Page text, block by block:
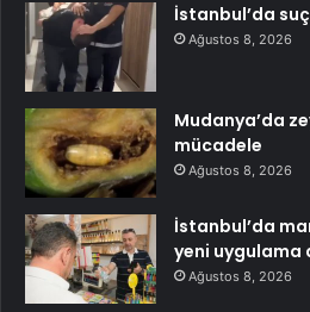
İstanbul’da
Ağustos 8, 2026
Mudanya’da
mücadele
Ağustos 8, 2026
İstanbul’da
yeni uygulama
Ağustos 8, 2026